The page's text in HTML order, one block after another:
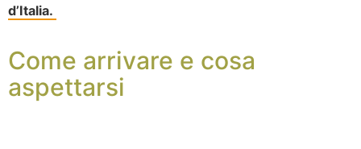
d’Italia.
Come arrivare e cosa
aspettarsi